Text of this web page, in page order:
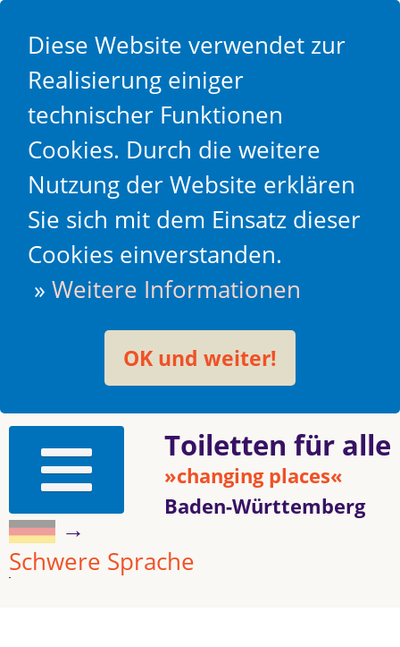
Diese Website verwendet zur
Realisierung einiger
technischer Funktionen
Cookies. Durch die weitere
Nutzung der Website erklären
Sie sich mit dem Einsatz dieser
Cookies einverstanden.
»Weitere Informationen
OK und weiter!
Toiletten für alle
»changing places«
Baden-Württemberg
→
Schwere Sprache